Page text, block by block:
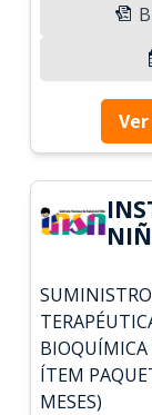
BIOQUÍMICA
ÍTEM
MESES)